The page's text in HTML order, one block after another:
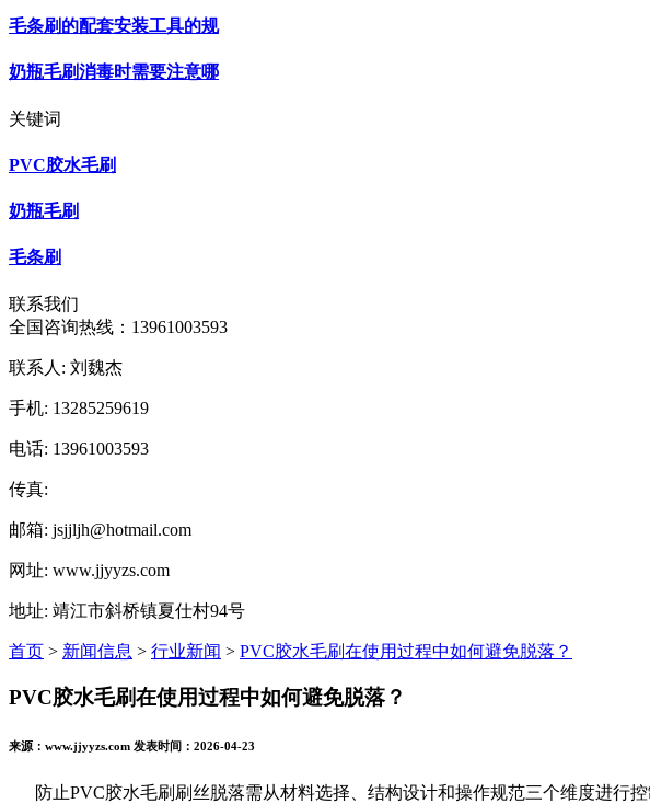
毛条刷的配套安装工具的规
奶瓶毛刷消毒时需要注意哪
关键词
PVC胶水毛刷
奶瓶毛刷
毛条刷
联系我们
全国咨询热线： 13961003593
联系人: 刘魏杰
手机: 13285259619
电话: 13961003593
传真:
邮箱: jsjjljh@hotmail.com
网址: www.jjyyzs.com
地址: 靖江市斜桥镇夏仕村94号
首页 > 新闻信息 > 行业新闻 > PVC胶水毛刷在使用过程中如何避免脱落？
PVC胶水毛刷在使用过程中如何避免脱落？
来源：www.jjyyzs.com 发表时间：2026-04-23
防止PVC胶水毛刷刷丝脱落需从材料选择、结构设计和操作规范三个维度进行